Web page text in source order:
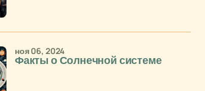
Факты о Солнечной системе
ноя 06, 2024